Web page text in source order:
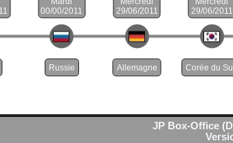
JP Box-Office